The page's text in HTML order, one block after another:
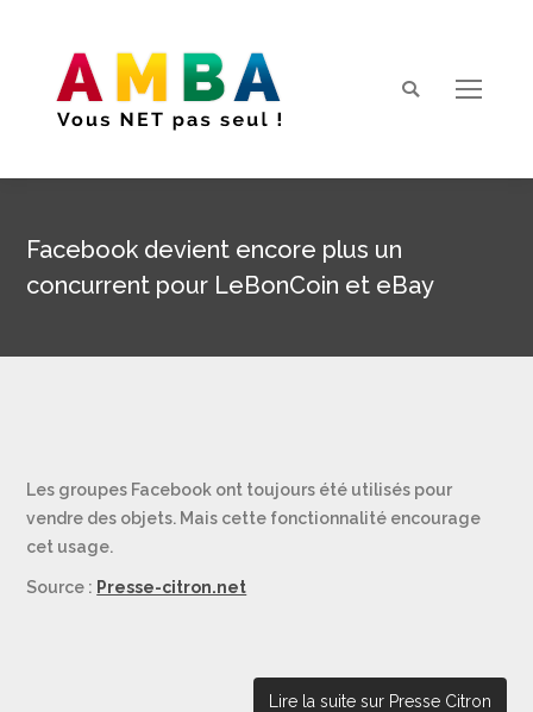
Search:
Facebook devient encore plus un
concurrent pour LeBonCoin et eBay
Les groupes Facebook ont toujours été utilisés pour
vendre des objets. Mais cette fonctionnalité encourage
cet usage.
Source : Presse-citron.net
Lire la suite sur Presse Citron